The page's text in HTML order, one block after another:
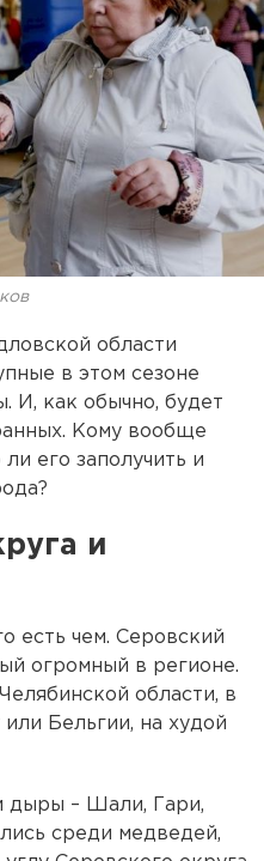
области
в этом сезоне
И, как обычно, будет
Кому вообще
его заполучить и
и
есть чем. Серовский
огромный в регионе.
области, в
Бельгии, на худой
дыры – Шали, Гари,
среди медведей,